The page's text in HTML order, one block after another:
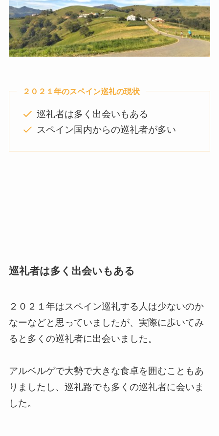
２０２１年のスペイン巡礼の現状
巡礼者は多く出会いもある
スペイン国内からの巡礼者が多い
巡礼者は多く出会いもある
２０２１年はスペイン巡礼する人は少ないのか
なーなどと思っていましたが、実際に歩いてみ
ると多くの巡礼者に出会いました。
アルベルゲで大勢で大きな食卓を囲むこともあ
りましたし、巡礼路でも多くの巡礼者に会いま
した。